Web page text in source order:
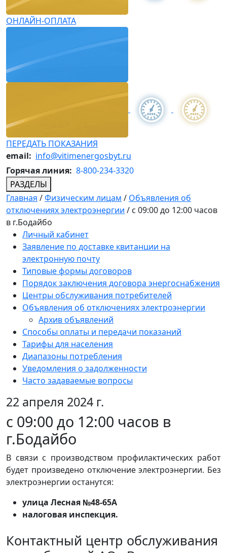
ОНЛАЙН-ОПЛАТА
ПЕРЕДАТЬ ПОКАЗАНИЯ
email: info@vitimenergosbyt.ru
Горячая линия: 8-800-234-3320
РАЗДЕЛЫ
Главная /Физическим лицам / Объявления об
отключениях электроэнергии / с 09:00 до 12:00 часов
в г.Бодайбо
Личный кабинет
Заявление по доставке квитанции на
электронную почту
Типовые формы договоров
Порядок заключения договора энергоснабжения
Центры обслуживания потребителей
Объявления об отключениях электроэнергии
Архив объявлений
Способы оплаты и передачи показаний
Тарифы для населения
Диапазоны потребления
Уведомления о задолженности
Часто задаваемые вопросы
22 апреля 2024 г.
с 09:00 до 12:00 часов в
г.Бодайбо
В связи с производством профилактических работ
будет произведено отключение электроэнергии. Без
электроэнергии останутся:
улица Лесная №48-65А
налоговая инспекция.
Контактный центр обслуживания